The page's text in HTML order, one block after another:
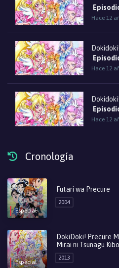
Hace 12
Hace 12
Hace 12
Cronología
Especial
Futari wa Precure
2004
Especial
DokiDoki! Precure
Mirai ni Tsunagu
2013